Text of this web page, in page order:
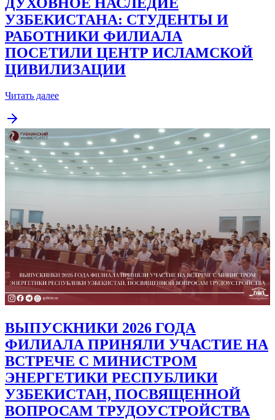
ДУХОВНОЕ НАСЛЕДИЕ
УЗБЕКИСТАНА: СТУДЕНТЫ И
РАБОТНИКИ ФИЛИАЛА
ПОСЕТИЛИ ЦЕНТР ИСЛАМСКОЙ
ЦИВИЛИЗАЦИИ
Читать далее
ВЫПУСКНИКИ 2026 ГОДА
ФИЛИАЛА ПРИНЯЛИ УЧАСТИЕ НА
ВСТРЕЧЕ С МИНИСТРОМ
ЭНЕРГЕТИКИ РЕСПУБЛИКИ
УЗБЕКИСТАН, ПОСВЯЩЕННОЙ
ВОПРОСАМ ТРУДОУСТРОЙСТВА